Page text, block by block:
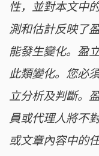
性，並對本文中
測和估計反映了
能發生變化。盈
此類變化。您必
立分析及判斷。
員或代理人將不
或文章內容中的